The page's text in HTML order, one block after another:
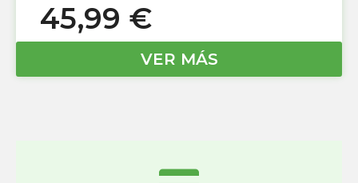
45,99 €
VER MÁS